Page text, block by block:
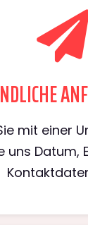
mit einer
uns Datum,